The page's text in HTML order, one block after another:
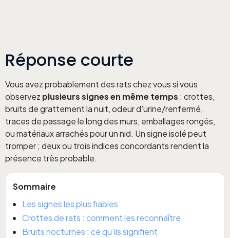
Réponse courte
Vous avez probablement des rats chez vous si vous
observez plusieurs signes en même temps : crottes,
bruits de grattement la nuit, odeur d’urine/renfermé,
traces de passage le long des murs, emballages rongés,
ou matériaux arrachés pour un nid. Un signe isolé peut
tromper ; deux ou trois indices concordants rendent la
présence très probable.
Sommaire
Les signes les plus fiables
Crottes de rats : comment les reconnaître
Bruits nocturnes : ce qu’ils signifient